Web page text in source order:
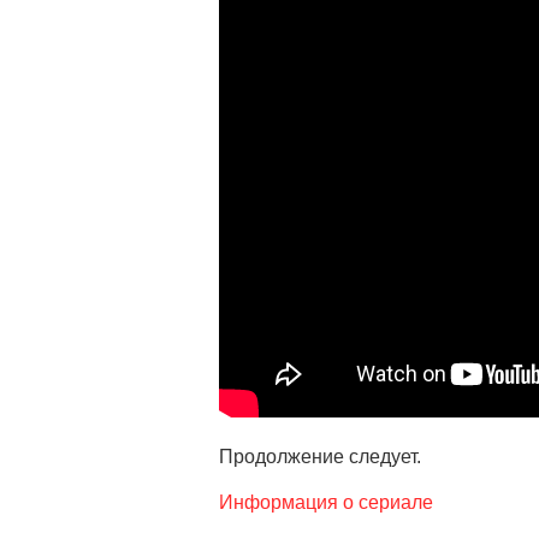
Продолжение следует.
Информация о сериале